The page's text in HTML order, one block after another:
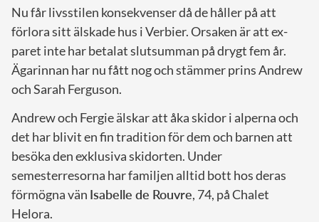
Nu får livsstilen konsekvenser då de håller på att
förlora sitt älskade hus i Verbier. Orsaken är att ex-
paret inte har betalat slutsumman på drygt fem år.
Ägarinnan har nu fått nog och stämmer prins Andrew
och Sarah Ferguson.
Andrew och Fergie älskar att åka skidor i alperna och
det har blivit en fin tradition för dem och barnen att
besöka den exklusiva skidorten. Under
semesterresorna har familjen alltid bott hos deras
förmögna vän Isabelle de Rouvre, 74, på Chalet
Helora.